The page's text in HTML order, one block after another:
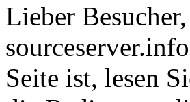
Lieber
Seite ist, lesen